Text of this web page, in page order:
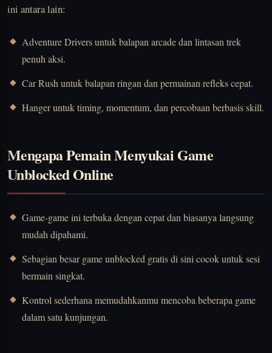
ini antara lain:
Adventure Driversuntuk balapan arcade dan lintasan trek
penuh aksi.
Car Rush untuk balapan ringan dan permainan refleks cepat.
Hangeruntuk timing, momentum, dan percobaan berbasis skill.
Mengapa Pemain Menyukai Game
Unblocked Online
Game-game ini terbuka dengan cepat dan biasanya langsung
mudah dipahami.
Sebagian besar game unblocked gratis di sini cocok untuk sesi
bermain singkat.
Kontrol sederhana memudahkanmu mencoba beberapa game
dalam satu kunjungan.